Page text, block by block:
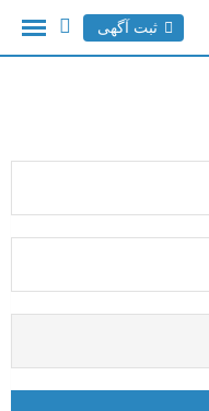
ثبت آگهی